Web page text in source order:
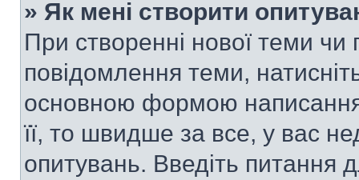
» Як мені створити
При створенні нової теми чи
повідомлення теми,
основною формою
її, то швидше за все, у вас
опитувань. Введіть питання